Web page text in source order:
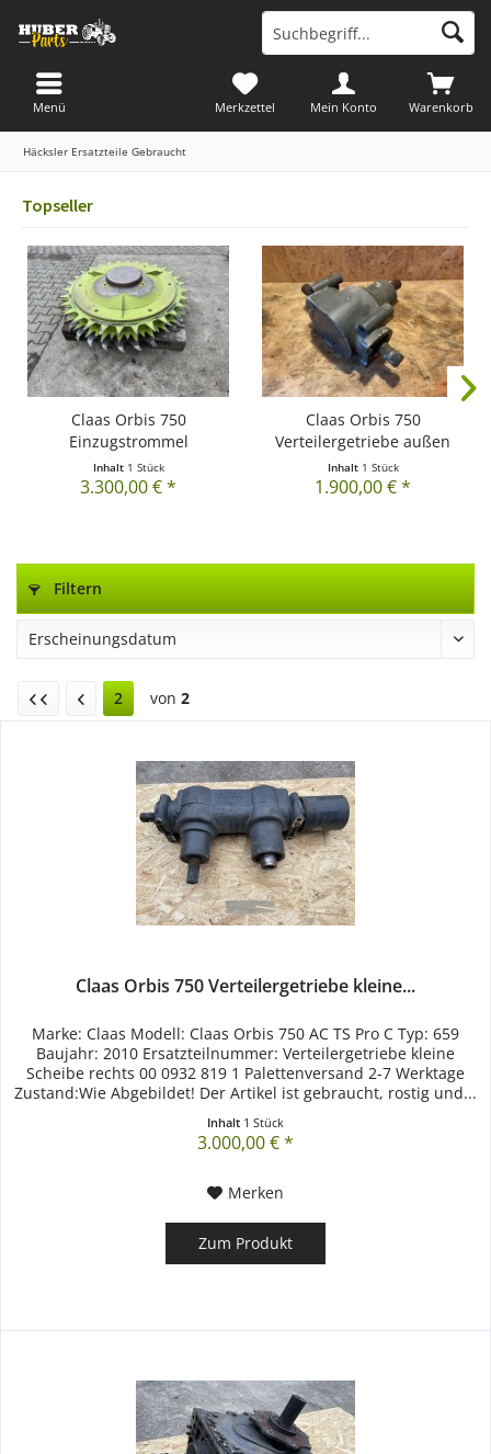
Warenkorb
Merkzettel Mein Konto
Menü
Häcksler Ersatzteile Gebraucht
Topseller
Claas Orbis 750
Einzugstrommel
Linksdrehend...
Inhalt 1 Stück
3.300,00 € *
Claas Orbis 750
Verteilergetriebe außen
0009325090
Inhalt 1 Stück
1.900,00 € *
Filtern
2 von 2
Claas Orbis 750 Verteilergetriebe kleine...
Marke: Claas Modell: Claas Orbis 750 AC TS Pro C Typ: 659
Baujahr: 2010 Ersatzteilnummer: Verteilergetriebe kleine
Scheibe rechts 00 0932 819 1 Palettenversand 2-7 Werktage
Zustand:Wie Abgebildet! Der Artikel ist gebraucht, rostig und...
Inhalt 1 Stück
3.000,00 € *
Merken
Zum Produkt